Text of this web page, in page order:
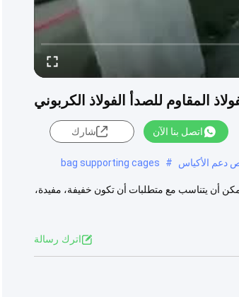
المقاوم للصدأ الفولاذ الكربوني
اتصل بنا الآن شارك
دعم الأكياس #
bag supporting cages
أن يتناسب مع متطلبات أن تكون خفيفة، مفيدة،
اترك رسالة